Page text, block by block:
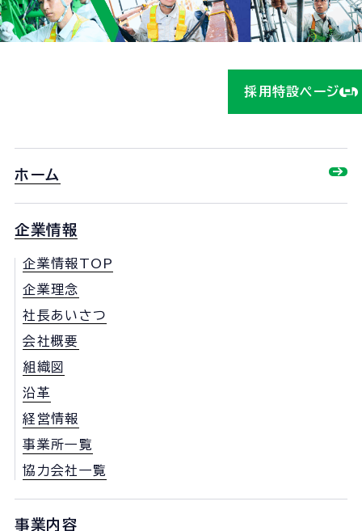
ら！
採用特設ページ
ホーム
企業情報
企業情報TOP
企業理念
社長あいさつ
会社概要
組織図
沿革
経営情報
事業所一覧
協力会社一覧
事業内容